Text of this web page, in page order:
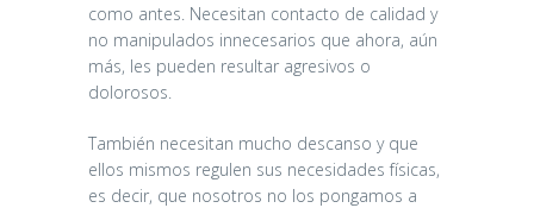
como antes. Necesitan contacto de calidad y
no manipulados innecesarios que ahora, aún
más, les pueden resultar agresivos o
dolorosos.
También necesitan mucho descanso y que
ellos mismos regulen sus necesidades físicas,
es decir, que nosotros no los pongamos a